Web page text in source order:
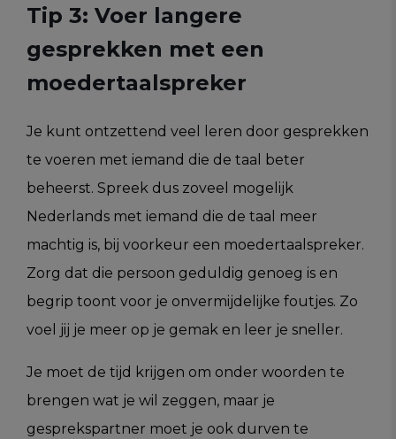
Tip 3: Voer langere
gesprekken met een
moedertaalspreker
Je kunt ontzettend veel leren door gesprekken
te voeren met iemand die de taal beter
beheerst. Spreek dus zoveel mogelijk
Nederlands met iemand die de taal meer
machtig is, bij voorkeur een moedertaalspreker.
Zorg dat die persoon geduldig genoeg is en
begrip toont voor je onvermijdelijke foutjes. Zo
voel jij je meer op je gemak en leer je sneller.
Je moet de tijd krijgen om onder woorden te
brengen wat je wil zeggen, maar je
gesprekspartner moet je ook durven te